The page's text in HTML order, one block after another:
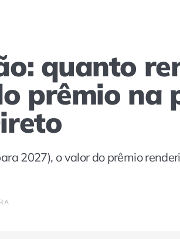
quanto
prêmio na
2027), o valor do prêmio